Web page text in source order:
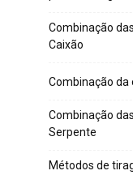
Combinação
Caixão
Combinação da
Combinação
Serpente
Métodos de